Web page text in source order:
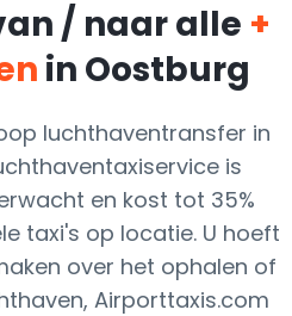
/ naar alle +
in Oostburg
luchthaventransfer in
is
en kost tot 35%
taxi's op locatie. U hoeft
over het ophalen of
Airporttaxis.com